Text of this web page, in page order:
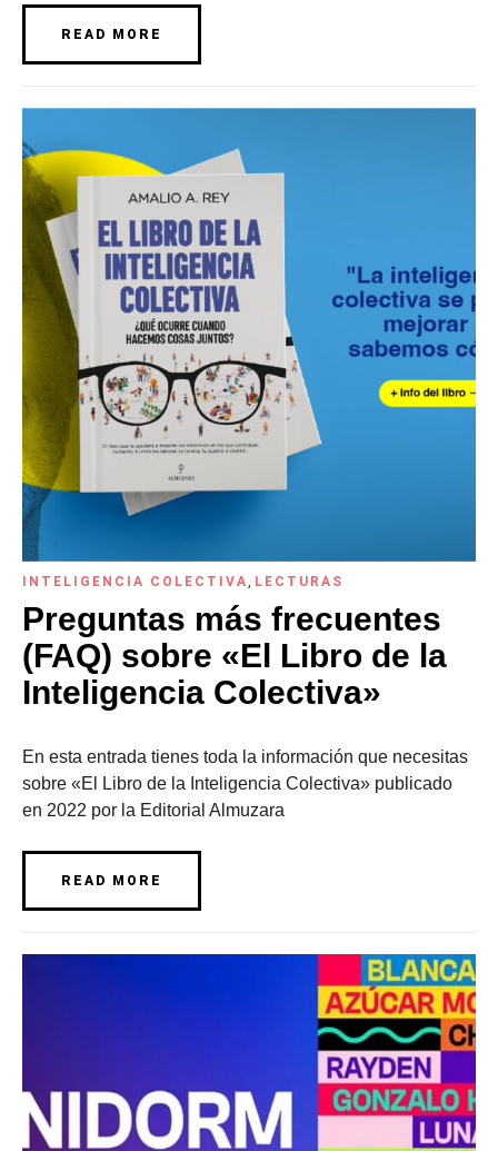
READ MORE
INTELIGENCIA COLECTIVA, LECTURAS
Preguntas más frecuentes
(FAQ) sobre «El Libro de la
Inteligencia Colectiva»
En esta entrada tienes toda la información que necesitas
sobre «El Libro de la Inteligencia Colectiva» publicado
en 2022 por la Editorial Almuzara
READ MORE